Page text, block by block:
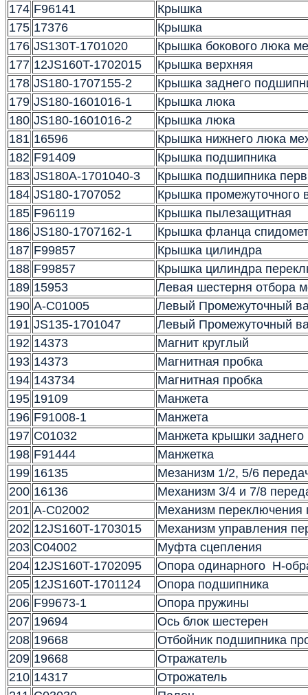
174 F96141
Крышка
175 17376
Крышка
176 JS130T-1701020
Крышка бокового люка
177 12JS160T-1702015
Крышка верхняя
178 JS180-1707155-2
Крышка заднего
179 JS180-1601016-1
Крышка люка
180 JS180-1601016-2
Крышка люка
181 16596
Крышка нижнего люка
182 F91409
Крышка подшипника
183 JS180A-1701040-3
Крышка подшипника
184 JS180-1707052
Крышка промежуточного
185 F96119
Крышка пылезащитная
186 JS180-1707162-1
Крышка фланца
187 F99857
Крышка цилиндра
188 F99857
Крышка цилиндра
189 15953
Левая шестерня отбора
190 A-C01005
Левый Промежуточный
191 JS135-1701047
Левый Промежуточный
192 14373
Магнит круглый
193 14373
Магнитная пробка
194 143734
Магнитная пробка
195 19109
Манжета
196 F91008-1
Манжета
197 C01032
Манжета крышки
198 F91444
Манжетка
199 16135
Мезанизм 1/2, 5/6
200 16136
Механизм 3/4 и 7/8
201 A-C02002
Механизм переключения
202 12JS160T-1703015
Механизм управления
203 C04002
Муфта сцепления
204 12JS160T-1702095
Опора одинарного Н-
205 12JS160T-1701124
Опора подшипника
206 F99673-1
Опора пружины
207 19694
Ось блок шестерен
208 19668
Отбойник подшипника
209 19668
Отражатель
210 14317
Отрожатель